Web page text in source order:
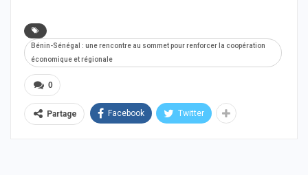
Bénin-Sénégal : une rencontre au sommet pour renforcer la coopération
économique et régionale
0
Partage Facebook Twitter